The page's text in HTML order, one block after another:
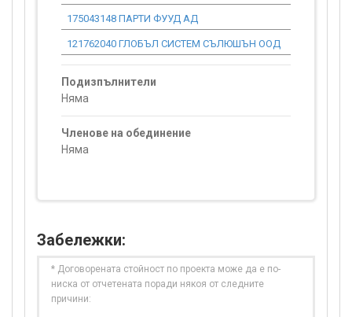
175043148 ПАРТИ ФУУД АД
121762040 ГЛОБЪЛ СИСТЕМ СЪЛЮШЪН ООД
Подизпълнители
Няма
Членове на обединение
Няма
Забележки:
* Договорената стойност по проекта може да е по-
ниска от отчетената поради някоя от следните
причини: